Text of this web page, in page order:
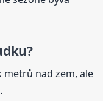
metrů nad zem, ale